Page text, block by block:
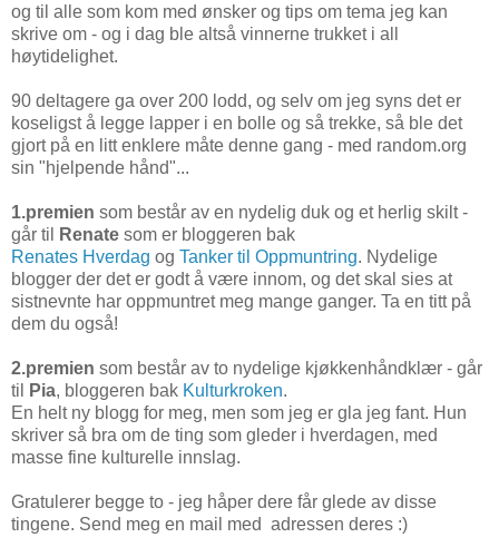
og til alle som kom med ønsker og tips om tema jeg kan
skrive om - og i dag ble altså vinnerne trukket i all
høytidelighet.
90 deltagere ga over 200 lodd, og selv om jeg syns det er
koseligst å legge lapper i en bolle og så trekke, så ble det
gjort på en litt enklere måte denne gang - med random.org
sin "hjelpende hånd"...
1.premien som består av en nydelig duk og et herlig skilt -
går til
Renate som er bloggeren bak
Renates Hverdag og Tanker til Oppmuntring. Nydelige
blogger der det er godt å være innom, og det skal sies at
sistnevnte har oppmuntret meg mange ganger. Ta en titt på
dem du også!
2.premien som består av to nydelige kjøkkenhåndklær - går
til
Pia, bloggeren bak Kulturkroken.
En helt ny blogg for meg, men som jeg er gla jeg fant. Hun
skriver så bra om de ting som gleder i hverdagen, med
masse fine kulturelle innslag.
Gratulerer begge to - jeg håper dere får glede av disse
tingene. Send meg en mail med adressen deres :)